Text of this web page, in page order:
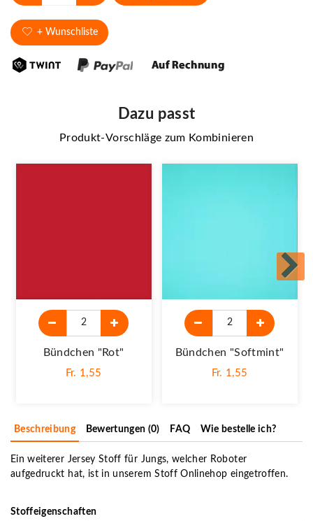
+ Wunschliste
Dazu passt
Produkt-Vorschläge zum Kombinieren
Bündchen "rot"
Fr. 1,55
Bündchen "Softmint"
Fr. 1,55
Beschreibung Bewertungen (0) FAQ Wie bestelle ich?
Ein weiterer Jersey Stoff für Jungs, welcher Roboter
aufgedruckt hat, ist in unserem Stoff Onlinehop eingetroffen.
Stoffeigenschaften